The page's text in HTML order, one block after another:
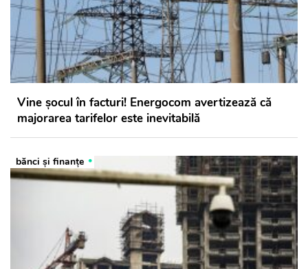
Vine șocul în facturi! Energocom avertizează că
majorarea tarifelor este inevitabilă
bănci şi finanţe